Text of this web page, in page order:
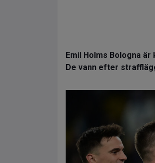
Emil Holms Bologna
De vann efter